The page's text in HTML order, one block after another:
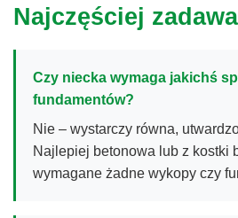
Najczęściej
Czy niecka wymaga jakichś
fundamentów?
Nie – wystarczy równa,
Najlepiej betonowa lub z kostki
wymagane żadne wykopy czy